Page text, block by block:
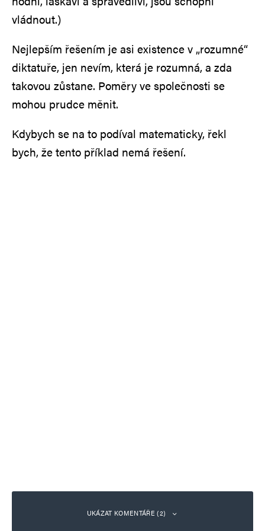
vládnout.)
Nejlepším řešením je asi existence v „rozumné“
diktatuře, jen nevím, která je rozumná, a zda
takovou zůstane. Poměry ve společnosti se
mohou prudce měnit.
Kdybych se na to podíval matematicky, řekl
bych, že tento příklad nemá řešení.
UKÁZAT KOMENTÁŘE (2)